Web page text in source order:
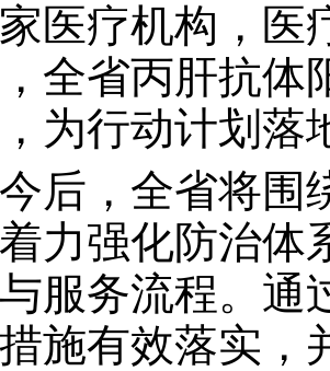
医疗机构，医
全省丙肝抗体
为行动计划落
今后，全省将围
力强化防治体
服务流程。通
施有效落实，